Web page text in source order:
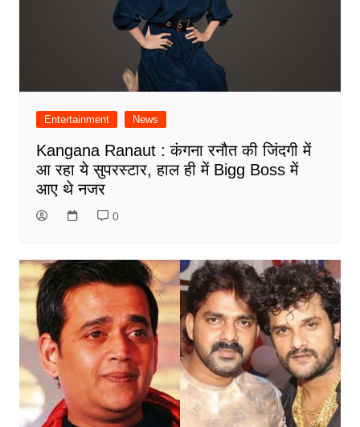
Entertainment News
Kangana Ranaut : कंगना रनौत की जिंदगी में
आ रहा ये सुपरस्टार, हाल ही में Bigg Boss में
आए थे नजर
0